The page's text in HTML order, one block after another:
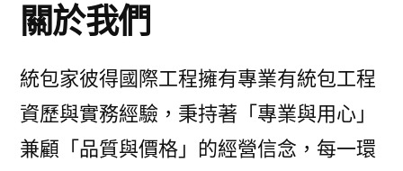
關於我們
統包家彼得國際工程擁有專業有統包工程
資歷與實務經驗，秉持著「專業與用心」
兼顧「品質與價格」的經營信念，每一環